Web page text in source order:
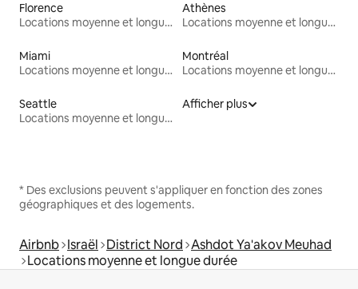
Florence
Locations moyenne et longue durée
Athènes
Locations moyenne et longue durée
Miami
Locations moyenne et longue durée
Montréal
Locations moyenne et longue durée
Seattle
Locations moyenne et longue durée
Afficher plus
* Des exclusions peuvent s'appliquer en fonction des zones
géographiques et des logements.
Airbnb Israël District Nord Ashdot Ya'akov Meuhad
Locations moyenne et longue durée